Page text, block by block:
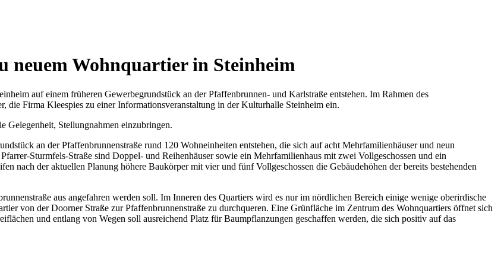
neuem Wohnquartier in Steinheim
auf einem früheren Gewerbegrundstück an der Pfaffenbrunnen- und Karlstraße entstehen. Im Rahmen des
die Firma Kleespies zu einer Informationsveranstaltung in der Kulturhalle Steinheim ein.
Gelegenheit, Stellungnahmen einzubringen.
an der Pfaffenbrunnenstraße rund 120 Wohneinheiten entstehen, die sich auf acht Mehrfamilienhäuser und neun
Sturmfels-Straße sind Doppel- und Reihenhäuser sowie ein Mehrfamilienhaus mit zwei Vollgeschossen und ein
nach der aktuellen Planung höhere Baukörper mit vier und fünf Vollgeschossen die Gebäudehöhen der bereits bestehenden
aus angefahren werden soll. Im Inneren des Quartiers wird es nur im nördlichen Bereich einige wenige oberirdische
von der Doorner Straße zur Pfaffenbrunnenstraße zu durchqueren. Eine Grünfläche im Zentrum des Wohnquartiers öffnet sich
und entlang von Wegen soll ausreichend Platz für Baumpflanzungen geschaffen werden, die sich positiv auf das